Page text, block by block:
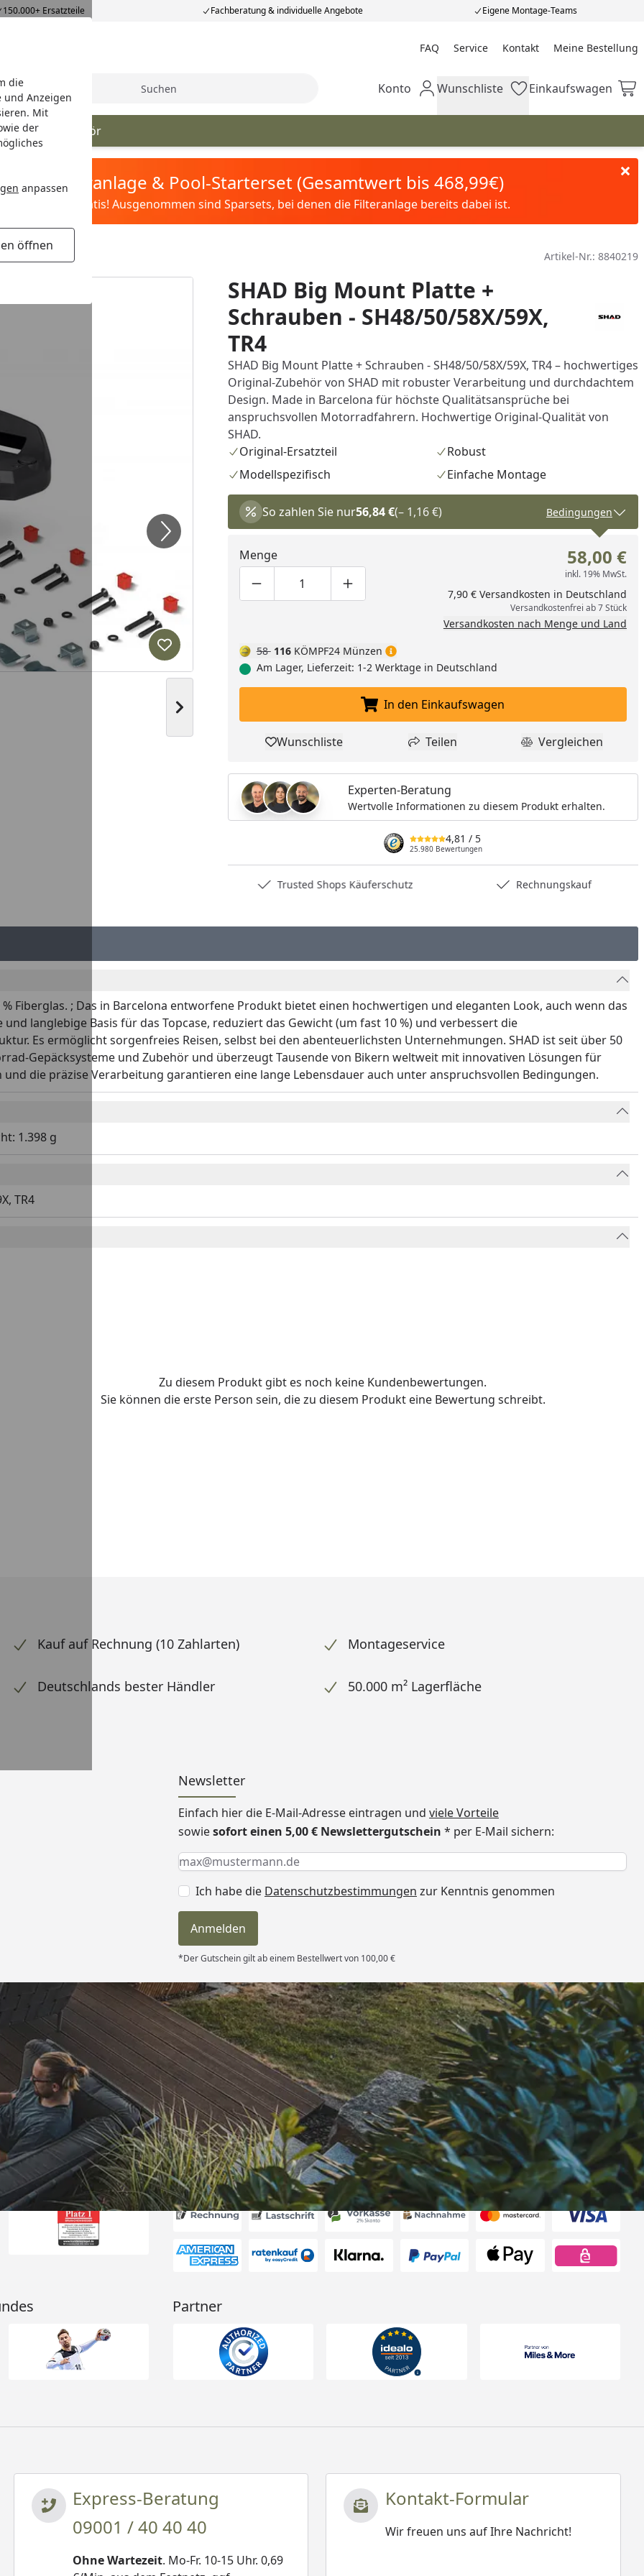
die
und Anzeigen
Mit
der
anpassen
öffnen
150.000+ Ersatzteile Fachberatung & individuelle Angebote Eigene Montage-Teams
FAQ Service Kontakt Meine Bestellung
Meine Bestellung
Suche Mein Konto
Konto Wunschliste
Wunschliste Einkaufswagen
Einkaufswagen
Zubehör
Sandfilteranlage & Pool-Starterset (Gesamtwert bis 468,99€)
Filter&Pflege gratis! Ausgenommen sind Sparsets, bei denen die Filteranlage bereits dabei ist.
58X/59X, TR4 Artikel-Nr.: 8840219
Nächstes Bild anzeigen
Produkt zur Wunschliste hinzufügen
SHAD Big Mount Platte +
Schrauben - SH48/50/58X/59X,
TR4
SHAD Big Mount Platte + Schrauben - SH48/50/58X/59X, TR4 – hochwertiges
Original-Zubehör von SHAD mit robuster Verarbeitung und durchdachtem
Design. Made in Barcelona für höchste Qualitätsansprüche bei
anspruchsvollen Motorradfahrern. Hochwertige Original-Qualität von
SHAD.
Original-Ersatzteil
Robust
Modellspezifisch
Einfache Montage
So zahlen Sie nur56,84 €(– 1,16 €) Bedingungen
Menge
Produktmenge um eins verringern
Produktmenge manuell eingeben
Produktmenge um eins erhöhen
58,00 €
inkl. 19% MwSt.
7,90 € Versandkosten in Deutschland
Versandkostenfrei ab 7 Stück
Versandkosten nach Menge und Land
58 116 KÖMPF24 Münzen
Am Lager, Lieferzeit: 1-2 Werktage in Deutschland
In den Einkaufswagen legen
In den Einkaufswagen
Produkt zur Wunschliste hinzufügen
Wunschliste Teilen
Teilen Produkt
Vergleichen
Experten-Beratung
Wertvolle Informationen zu diesem Produkt erhalten.
4,81 / 5
25.980 Bewertungen
Trusted Shops Käuferschutz Rechnungskauf
Fiberglas. ; Das in Barcelona entworfene Produkt bietet einen hochwertigen und eleganten Look, auch wenn das
langlebige Basis für das Topcase, reduziert das Gewicht (um fast 10 %) und verbessert die
Es ermöglicht sorgenfreies Reisen, selbst bei den abenteuerlichsten Unternehmungen. SHAD ist seit über 50
Gepäcksysteme und Zubehör und überzeugt Tausende von Bikern weltweit mit innovativen Lösungen für
die präzise Verarbeitung garantieren eine lange Lebensdauer auch unter anspruchsvollen Bedingungen.
1.398 g
TR4
Zu diesem Produkt gibt es noch keine Kundenbewertungen.
Sie können die erste Person sein, die zu diesem Produkt eine Bewertung schreibt.
Kauf auf Rechnung (10 Zahlarten) Montageservice
Deutschlands bester Händler 50.000 m² Lagerfläche
Newsletter
Einfach hier die E-Mail-Adresse eintragen und viele Vorteile
sowiesofort einen 5,00 € Newslettergutschein * per E-Mail sichern:
Keine Eingabe erforderlich
Eingabe erforderlich
E-Mail *
Ich habe die Datenschutzbestimmungen zur Kenntnis genommen
Anmelden
*Der Gutschein gilt ab einem Bestellwert von 100,00 €
schnell
Versand
Akzeptierte Zahlungsarten
Partner
Express-Beratung
09001 / 40 40 40
Ohne Wartezeit. Mo-Fr. 10-15 Uhr. 0,69
Kontakt-Formular
Wir freuen uns auf Ihre Nachricht!